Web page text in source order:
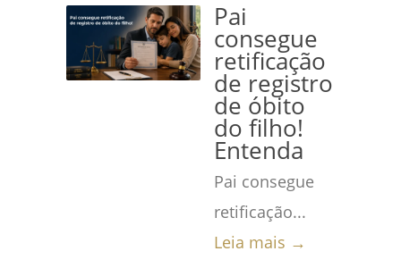
Pai
consegue
retificação
de registro
de óbito
do filho!
Entenda
Pai consegue
retificação...
Leia mais →